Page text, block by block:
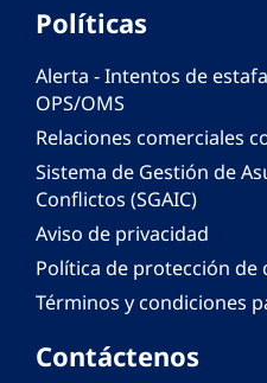
Políticas
Alerta - Intentos de
OPS/OMS
Relaciones comerciales
Sistema de Gestión de
Conflictos (SGAIC)
Aviso de privacidad
Política de protección de
Términos y condiciones
Contáctenos